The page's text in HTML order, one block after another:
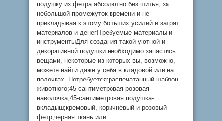
подушку из фетра абсолютно без шитья, за
небольшой промежуток времени и не
прикладывая к этому больших усилий и затрат
материалов и денег!Требуемые материалы и
инструментыДля создания такой уютной и
декоративной подушки необходимо запастись
вещами, некоторые из которых вы, возможно,
можете найти даже у себя в кладовой или на
полочках. Потребуется:распечатанный шаблон
животного;45-сантиметровая розовая
наволочка;45-сантиметровая подушка-
вкладыш;кремовый, коричневый и розовый
фетр;черная ткань или